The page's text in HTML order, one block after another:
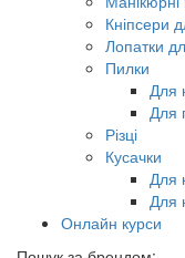
Кніпсери
Лопатки
Пилки
Для
Для
Різці
Кусачки
Для
Для
Онлайн курси